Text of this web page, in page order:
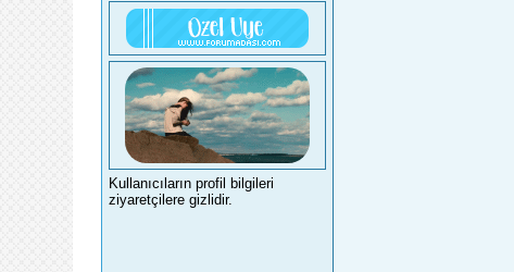
Kullanıcıların profil bilgileri
ziyaretçilere gizlidir.